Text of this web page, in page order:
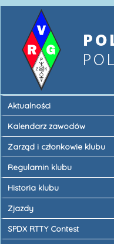
Aktualności
Kalendarz zawodów
Zarząd i członkowie klubu
Regulamin klubu
Historia klubu
Zjazdy
SPDX RTTY Contest